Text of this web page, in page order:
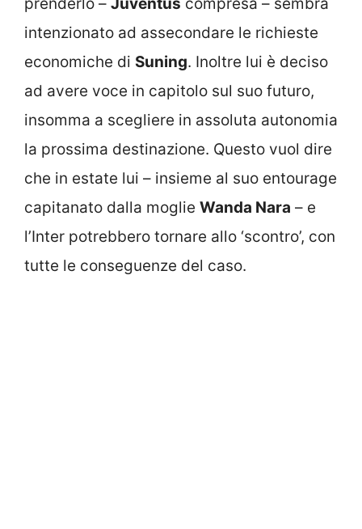
prenderlo – Juventus compresa – sembra
intenzionato ad assecondare le richieste
economiche di Suning. Inoltre lui è deciso
ad avere voce in capitolo sul suo futuro,
insomma a scegliere in assoluta autonomia
la prossima destinazione. Questo vuol dire
che in estate lui – insieme al suo entourage
capitanato dalla moglie Wanda Nara – e
l’Inter potrebbero tornare allo ‘scontro’, con
tutte le conseguenze del caso.